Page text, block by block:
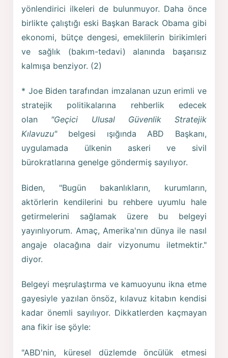
yönlendirici ilkeleri de bulunmuyor. Daha önce
birlikte çalıştığı eski Başkan Barack Obama gibi
ekonomi, bütçe dengesi, emeklilerin birikimleri
ve sağlık (bakım-tedavi) alanında başarısız
kalmışa benziyor. (2)
* Joe Biden tarafından imzalanan uzun erimli ve
stratejik politikalarına rehberlik edecek
olan "Geçici Ulusal Güvenlik Stratejik
Kılavuzu"belgesi ışığında ABD Başkanı,
uygulamada ülkenin askeri ve sivil
bürokratlarına genelge göndermiş sayılıyor.
Biden, "Bugün bakanlıkların, kurumların,
aktörlerin kendilerini bu rehbere uyumlu hale
getirmelerini sağlamak üzere bu belgeyi
yayınlıyorum. Amaç, Amerika'nın dünya ile nasıl
angaje olacağına dair vizyonumu iletmektir."
diyor.
Belgeyi meşrulaştırma ve kamuoyunu ikna etme
gayesiyle yazılan önsöz, kılavuz kitabın kendisi
kadar önemli sayılıyor. Dikkatlerden kaçmayan
ana fikir ise şöyle:
"ABD'nin, küresel düzlemde öncülük etmesi